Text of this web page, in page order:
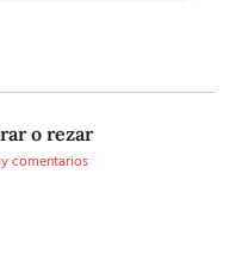
o rezar
comentarios